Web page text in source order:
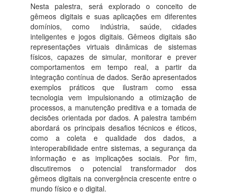
Nesta palestra, será explorado o conceito de
gêmeos digitais e suas aplicações em diferentes
domínios, como indústria, saúde, cidades
inteligentes e jogos digitais. Gêmeos digitais são
representações virtuais dinâmicas de sistemas
físicos, capazes de simular, monitorar e prever
comportamentos em tempo real, a partir da
integração contínua de dados. Serão apresentados
exemplos práticos que ilustram como essa
tecnologia vem impulsionando a otimização de
processos, a manutenção preditiva e a tomada de
decisões orientada por dados. A palestra também
abordará os principais desafios técnicos e éticos,
como a coleta e qualidade dos dados, a
interoperabilidade entre sistemas, a segurança da
informação e as implicações sociais. Por fim,
discutiremos o potencial transformador dos
gêmeos digitais na convergência crescente entre o
mundo físico e o digital.